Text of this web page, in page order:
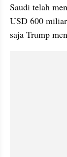
Saudi telah
USD 600 miliar
saja Trump